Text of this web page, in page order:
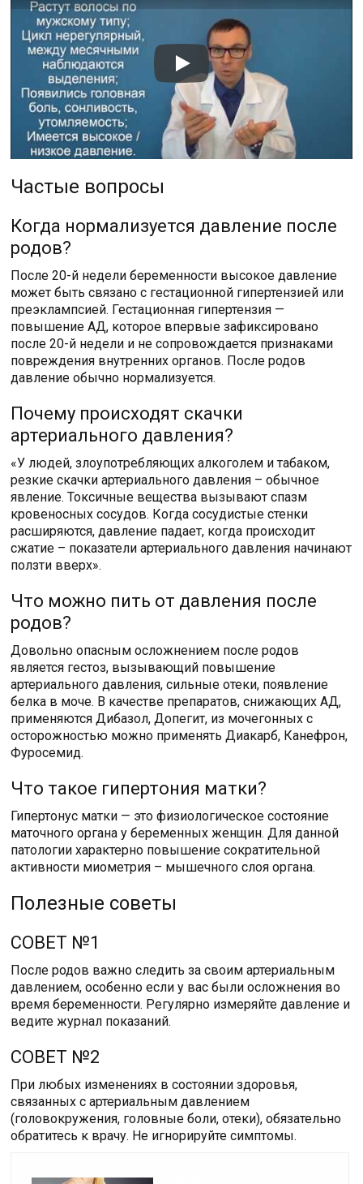
Частые вопросы
Когда нормализуется давление после
родов?
После 20-й недели беременности высокое давление
может быть связано с гестационной гипертензией или
преэклампсией. Гестационная гипертензия —
повышение АД, которое впервые зафиксировано
после 20-й недели и не сопровождается признаками
повреждения внутренних органов. После родов
давление обычно нормализуется.
Почему происходят скачки
артериального давления?
«У людей, злоупотребляющих алкоголем и табаком,
резкие скачки артериального давления – обычное
явление. Токсичные вещества вызывают спазм
кровеносных сосудов. Когда сосудистые стенки
расширяются, давление падает, когда происходит
сжатие – показатели артериального давления начинают
ползти вверх».
Что можно пить от давления после
родов?
Довольно опасным осложнением после родов
является гестоз, вызывающий повышение
артериального давления, сильные отеки, появление
белка в моче. В качестве препаратов, снижающих АД,
применяются Дибазол, Допегит, из мочегонных с
осторожностью можно применять Диакарб, Канефрон,
Фуросемид.
Что такое гипертония матки?
Гипертонус матки — это физиологическое состояние
маточного органа у беременных женщин. Для данной
патологии характерно повышение сократительной
активности миометрия – мышечного слоя органа.
Полезные советы
СОВЕТ №1
После родов важно следить за своим артериальным
давлением, особенно если у вас были осложнения во
время беременности. Регулярно измеряйте давление и
ведите журнал показаний.
СОВЕТ №2
При любых изменениях в состоянии здоровья,
связанных с артериальным давлением
(головокружения, головные боли, отеки), обязательно
обратитесь к врачу. Не игнорируйте симптомы.